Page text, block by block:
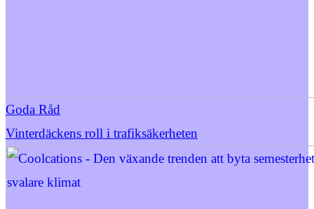
Goda Råd
Vinterdäckens roll i trafiksäkerheten